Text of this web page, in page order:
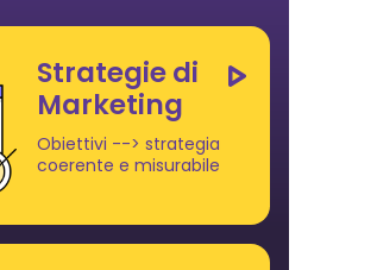
Strategie di
Marketing
Obiettivi --> strategia
coerente e misurabile